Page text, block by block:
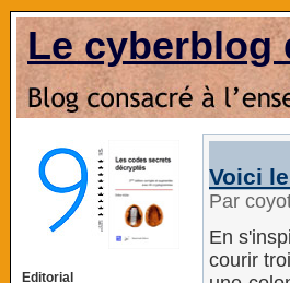
Le cyberblog
Editorial
Voici
Par
En
courir